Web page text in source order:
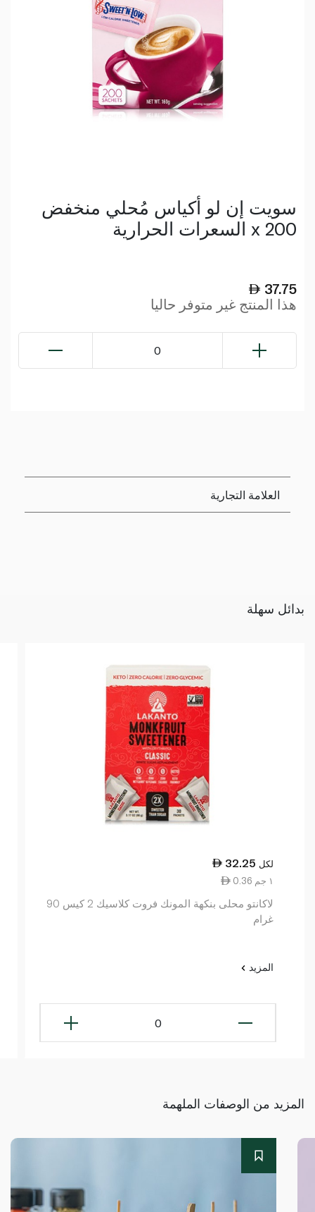
سويت إن لو أكياس مُحلي منخفض
السعرات الحرارية x 200
37.75
هذا المنتج غير متوفر حاليا
0
العلامة التجارية
بدائل سهلة
32.25 لكل
0.36 ١ جم
لاكانتو محلى بنكهة المونك فروت كلاسيك 2 كيس 90
غرام
المزيد
0
المزيد من الوصفات الملهمة